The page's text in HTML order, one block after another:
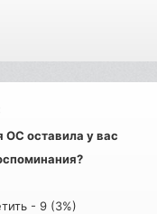
ОС оставила у вас
- 9 (3%)